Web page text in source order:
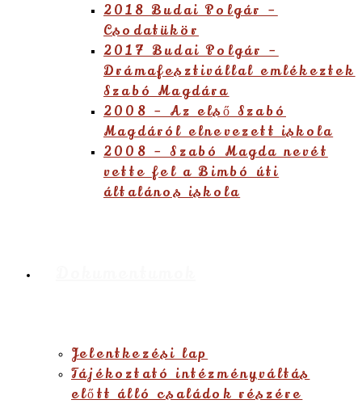
2018 Budai Polgár –
Csodatükör
2017 Budai Polgár –
Drámafesztivállal emlékeztek
Szabó Magdára
2008 – Az első Szabó
Magdáról elnevezett iskola
2008 – Szabó Magda nevét
vette fel a Bimbó úti
általános iskola
Jelentkezési lap
Tájékoztató intézményváltás
előtt álló családok részére